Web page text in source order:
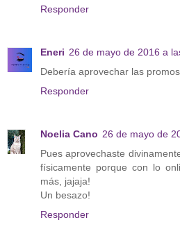
Responder
Eneri 26 de mayo de 2016 a
Debería aprovechar las
Responder
Noelia Cano 26 de mayo de
Pues aprovechaste
físicamente porque con lo
más, jajaja!
Un besazo!
Responder